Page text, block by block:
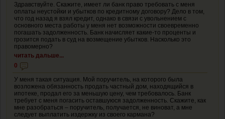
Здравствуйте. Скажите, имеет ли банк право требовать с меня
оплаты неустойки и убытков по кредитному договору? Дело в том,
что год назад я взял кредит, однако в связи с увольнением с
основного места работы у меня нет возможности своевременно
погашать задолженность. Банк начисляет какие-то проценты и
грозится подать в суд на возмещение убытков. Насколько это
правомерно?
читать дальше...
0
У меня такая ситуация. Мой поручитель, на которого была
возложена обязанность продать частный дом, находящийся в
ипотеке, продал его за меньшую цену, чем требовалось. Банк
требует с меня погасить оставшуюся задолженность. Скажите, как
мне разобраться – поручитель, получается, не виноват, а мне
следует выплатить издержку из своего кармана?